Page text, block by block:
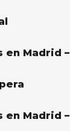
en Madrid –
en Madrid –